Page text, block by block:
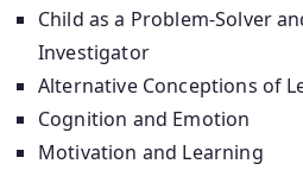
Child as a Problem-Solver
Investigator
Alternative Conceptions of
Cognition and Emotion
Motivation and Learning